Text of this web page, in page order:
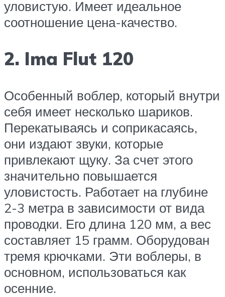
уловистую. Имеет идеальное
соотношение цена-качество.
2. Ima Flut 120
Особенный воблер, который внутри
себя имеет несколько шариков.
Перекатываясь и соприкасаясь,
они издают звуки, которые
привлекают щуку. За счет этого
значительно повышается
уловистость. Работает на глубине
2-3 метра в зависимости от вида
проводки. Его длина 120 мм, а вес
составляет 15 грамм. Оборудован
тремя крючками. Эти воблеры, в
основном, использоваться как
осенние.